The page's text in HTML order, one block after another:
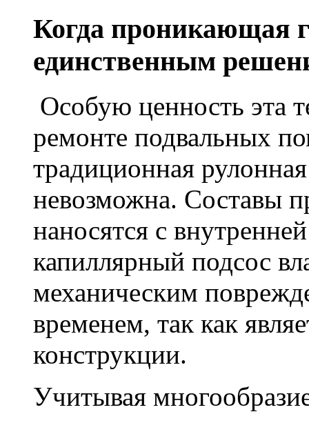
Когда проникающая
единственным
Особую ценность эта
ремонте подвальных
традиционная
невозможна. Составы
наносятся с
капиллярный подсос
механическим
временем, так как
конструкции.
Учитывая